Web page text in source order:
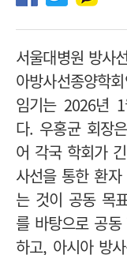
서울대병원 방사
아방사선종양학
임기는 2026년
다. 우홍균 회장
어 각국 학회가
사선을 통한 환
는 것이 공동 목
를 바탕으로 공
하고, 아시아 방